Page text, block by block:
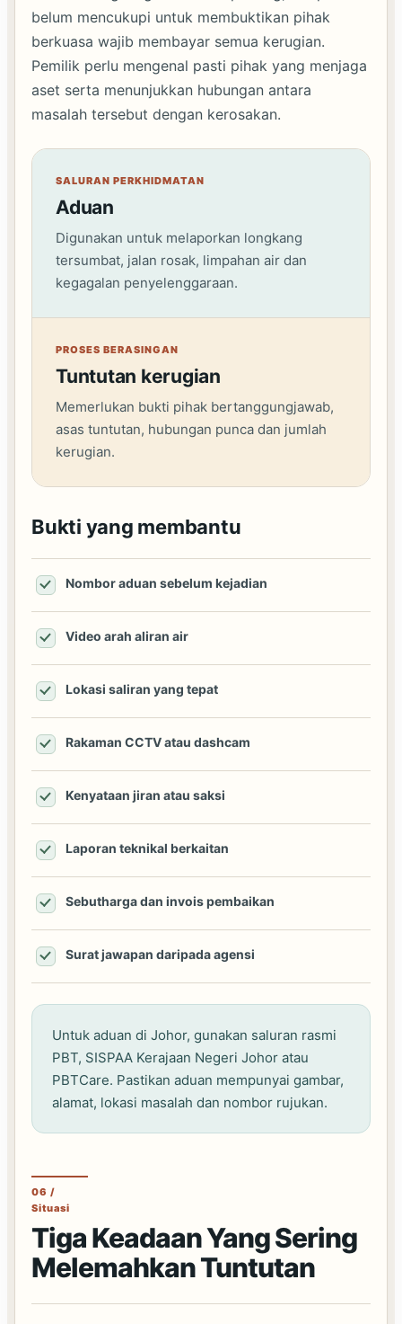
belum mencukupi untuk membuktikan pihak
berkuasa wajib membayar semua kerugian.
Pemilik perlu mengenal pasti pihak yang menjaga
aset serta menunjukkan hubungan antara
masalah tersebut dengan kerosakan.
SALURAN PERKHIDMATAN
Aduan
Digunakan untuk melaporkan longkang
tersumbat, jalan rosak, limpahan air dan
kegagalan penyelenggaraan.
PROSES BERASINGAN
Tuntutan kerugian
Memerlukan bukti pihak bertanggungjawab,
asas tuntutan, hubungan punca dan jumlah
kerugian.
Bukti yang membantu
Nombor aduan sebelum kejadian
Video arah aliran air
Lokasi saliran yang tepat
Rakaman CCTV atau dashcam
Kenyataan jiran atau saksi
Laporan teknikal berkaitan
Sebutharga dan invois pembaikan
Surat jawapan daripada agensi
Untuk aduan di Johor, gunakan saluran rasmi
PBT, SISPAA Kerajaan Negeri Johor atau
PBTCare. Pastikan aduan mempunyai gambar,
alamat, lokasi masalah dan nombor rujukan.
06 /
Situasi
Tiga Keadaan Yang Sering
Melemahkan Tuntutan